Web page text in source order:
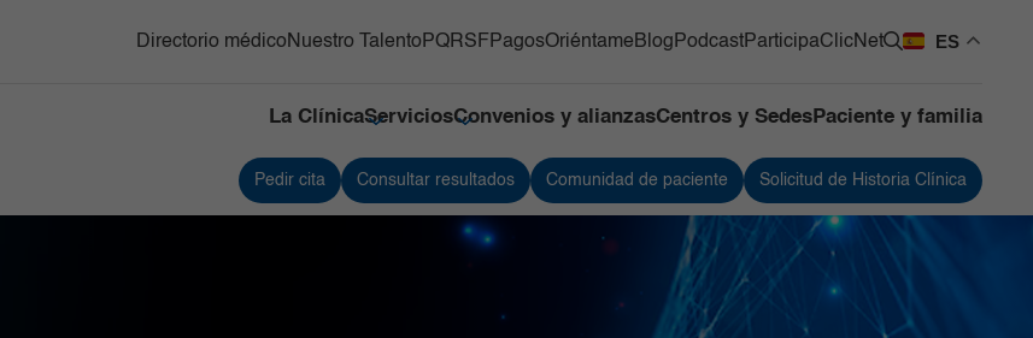
Directorio médicoNuestro Talento PQRSF PagosOriéntameBlog PodcastParticipaClicNet ES
La ClínicaServicios
Medicina Nuclear e Imágenes
Moleculares
Servicios Quirúrgicos
Servicios de Apoyo
Tejidos Blandos
Urología
Vacunación
Convenios y alianzasCentros y Sedes Paciente y familia
Pedir cita Consultar resultados Comunidad de paciente Solicitud de Historia Clínica